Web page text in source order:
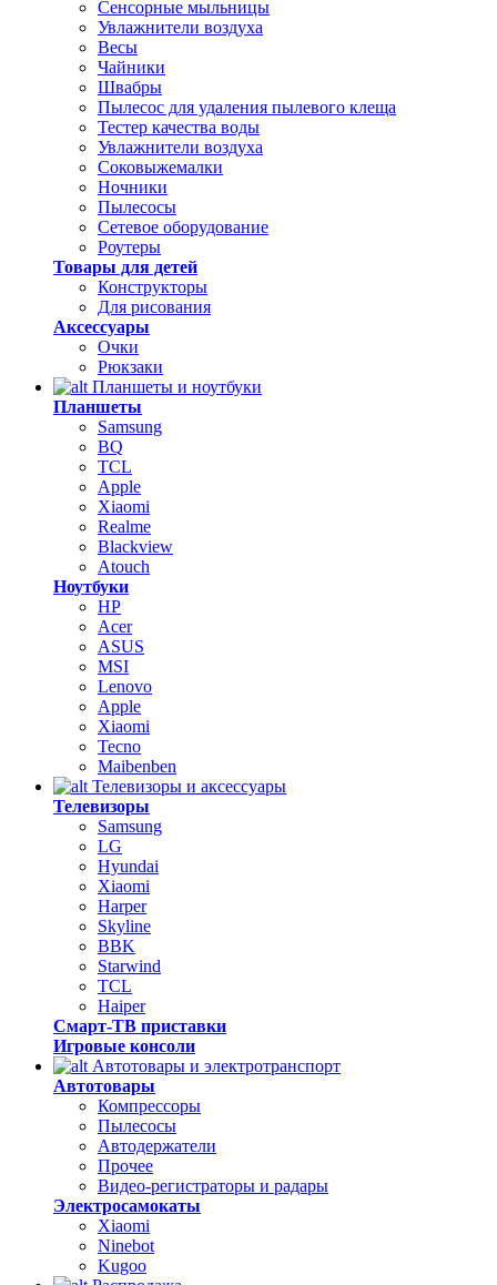
Сенсорные мыльницы
Увлажнители воздуха
Весы
Чайники
Швабры
Пылесос для удаления пылевого клеща
Тестер качества воды
Увлажнители воздуха
Соковыжемалки
Ночники
Пылесосы
Сетевое оборудование
Роутеры
Товары для детей
Конструкторы
Для рисования
Аксессуары
Очки
Рюкзаки
Планшеты и ноутбуки
Планшеты
Samsung
BQ
TCL
Apple
Xiaomi
Realme
Blackview
Atouch
Ноутбуки
HP
Acer
ASUS
MSI
Lenovo
Apple
Xiaomi
Tecno
Maibenben
Телевизоры и аксессуары
Телевизоры
Samsung
LG
Hyundai
Xiaomi
Harper
Skyline
BBK
Starwind
TCL
Haiper
Смарт-ТВ приставки
Игровые консоли
Автотовары и электротранспорт
Автотовары
Компрессоры
Пылесосы
Автодержатели
Прочее
Видео-регистраторы и радары
Электросамокаты
Xiaomi
Ninebot
Kugoo